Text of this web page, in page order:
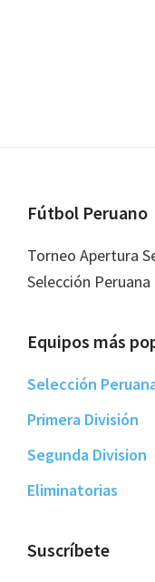
Footer
Fútbol Peruano
Torneo Apertura
Selección
Equipos más
Selección
Primera División
Segunda Division
Eliminatorias
Suscríbete